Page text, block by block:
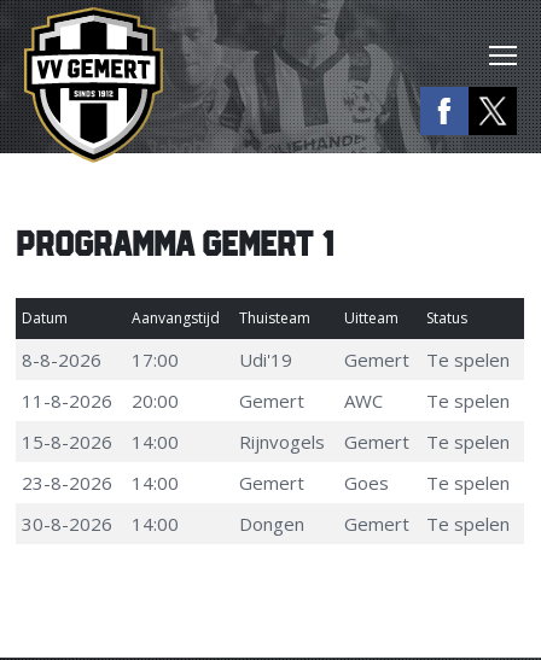
PROGRAMMA GEMERT 1
Datum Aanvangstijd Thuisteam Uitteam Status
8-8-2026 17:00 Udi'19 Gemert
Te spelen
11-8-2026
20:00 Gemert AWC
Te spelen
15-8-2026
14:00 Rijnvogels Gemert
Te spelen
23-8-2026
14:00 Gemert Goes
Te spelen
30-8-2026
14:00 Dongen Gemert Te spelen